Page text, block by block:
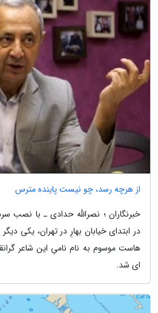
از هرچه رسد، چو نیست پاینده مترس
خبرنگاران ؛ نصرالله حدادی ـ با نصب
در ابتدای خیابان بهارِ در تهران، یکی
هاست موسوم به نام نامیِ این شاعر
ای شد.